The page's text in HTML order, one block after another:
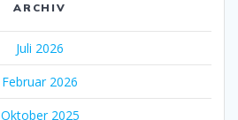
ARCHIV
Juli 2026
Februar 2026
Oktober 2025